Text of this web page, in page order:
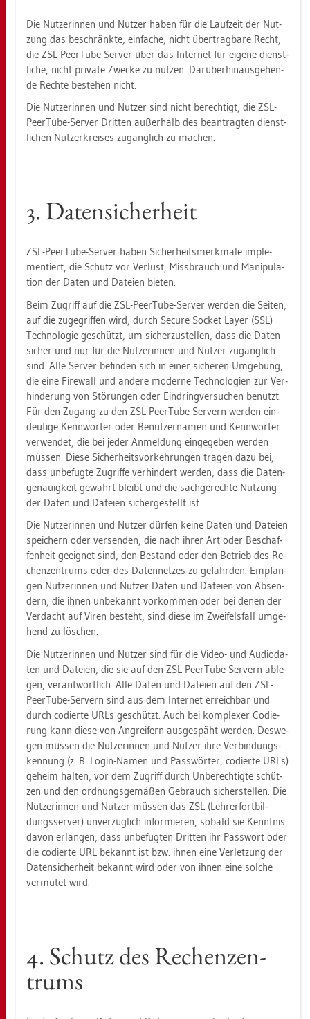
Die Nut­ze­rin­nen und Nut­zer haben für die Lauf­zeit der Nut­
zung das be­schränk­te, ein­fa­che, nicht über­trag­ba­re Recht,
die ZSL-PeerTu­be-Ser­ver über das In­ter­net für ei­ge­ne dienst­
li­che, nicht pri­va­te Zwe­cke zu nut­zen. Dar­über­hin­aus­ge­hen­
de Rech­te be­ste­hen nicht.
Die Nut­ze­rin­nen und Nut­zer sind nicht be­rech­tigt, die ZSL-
PeerTu­be-Ser­ver Drit­ten au­ßer­halb des be­an­trag­ten dienst­
li­chen Nut­zer­krei­ses zu­gäng­lich zu ma­chen.
3. Da­ten­si­cher­heit
ZSL-PeerTu­be-Ser­ver haben Si­cher­heits­merk­ma­le im­ple­
men­tiert, die Schutz vor Ver­lust, Miss­brauch und Ma­ni­pu­la­
ti­on der Daten und Da­tei­en bie­ten.
Beim Zu­griff auf die ZSL-PeerTu­be-Ser­ver wer­den die Sei­ten,
auf die zu­ge­grif­fen wird, durch Se­cu­re So­cket Layer (SSL)
Tech­no­lo­gie ge­schützt, um si­cher­zu­stel­len, dass die Daten
si­cher und nur für die Nut­ze­rin­nen und Nut­zer zu­gäng­lich
sind. Alle Ser­ver be­fin­den sich in einer si­che­ren Um­ge­bung,
die eine Fire­wall und an­de­re mo­der­ne Tech­no­lo­gi­en zur Ver­
hin­de­rung von Stö­run­gen oder Ein­dring­ver­su­chen be­nutzt.
Für den Zu­gang zu den ZSL-PeerTu­be-Ser­vern wer­den ein­
deu­ti­ge Kenn­wör­ter oder Be­nut­zer­na­men und Kenn­wör­ter
ver­wen­det, die bei jeder An­mel­dung ein­ge­ge­ben wer­den
müs­sen. Diese Si­cher­heits­vor­keh­run­gen tra­gen dazu bei,
dass un­be­fug­te Zu­grif­fe ver­hin­dert wer­den, dass die Da­ten­
ge­nau­ig­keit ge­wahrt bleibt und die sach­ge­rech­te Nut­zung
der Daten und Da­tei­en si­cher­ge­stellt ist.
Die Nut­ze­rin­nen und Nut­zer dür­fen keine Daten und Da­tei­en
spei­chern oder ver­sen­den, die nach ihrer Art oder Be­schaf­
fen­heit ge­eig­net sind, den Be­stand oder den Be­trieb des Re­
chen­zen­trums oder des Da­ten­net­zes zu ge­fähr­den. Emp­fan­
gen Nut­ze­rin­nen und Nut­zer Daten und Da­tei­en von Ab­sen­
dern, die ihnen un­be­kannt vor­kom­men oder bei denen der
Ver­dacht auf Viren be­steht, sind diese im Zwei­fels­fall um­ge­
hend zu lö­schen.
Die Nut­ze­rin­nen und Nut­zer sind für die Video- und Au­dio­da­
ten und Da­tei­en, die sie auf den ZSL-PeerTu­be-Ser­vern ab­le­
gen, ver­ant­wort­lich. Alle Daten und Da­tei­en auf den ZSL-
PeerTu­be-Ser­vern sind aus dem In­ter­net er­reich­bar und
durch co­dier­te URLs ge­schützt. Auch bei kom­ple­xer Co­die­
rung kann diese von An­grei­fern aus­ge­späht wer­den. Des­we­
gen müs­sen die Nut­ze­rin­nen und Nut­zer ihre Ver­bin­dungs­
ken­nung (z. B. Login-Namen und Pass­wör­ter, co­dier­te URLs)
ge­heim hal­ten, vor dem Zu­griff durch Un­be­rech­tig­te schüt­
zen und den ord­nungs­ge­mä­ßen Ge­brauch si­cher­stel­len. Die
Nut­ze­rin­nen und Nut­zer müs­sen das ZSL (Leh­rer­fort­bil­
dungs­ser­ver) un­ver­züg­lich in­for­mie­ren, so­bald sie Kennt­nis
davon er­lan­gen, dass un­be­fug­ten Drit­ten ihr Pass­wort oder
die co­dier­te URL be­kannt ist bzw. ihnen eine Ver­let­zung der
Da­ten­si­cher­heit be­kannt wird oder von ihnen eine sol­che
ver­mu­tet wird.
4. Schutz des Re­chen­zen­
trums